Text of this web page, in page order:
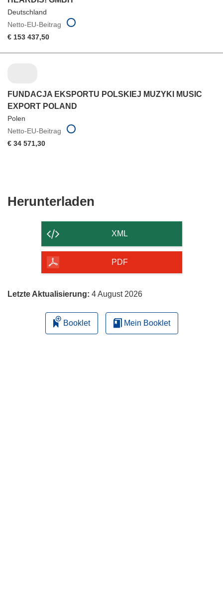
Deutschland
Netto-EU-Beitrag
€ 153 437,50
FUNDACJA EKSPORTU POLSKIEJ MUZYKI MUSIC
EXPORT POLAND
Polen
Netto-EU-Beitrag
€ 34 571,30
Herunterladen
der
Seite
herunterladen
XML
PDF
Letzte Aktualisierung: 4 August 2026
Booklet Mein Booklet